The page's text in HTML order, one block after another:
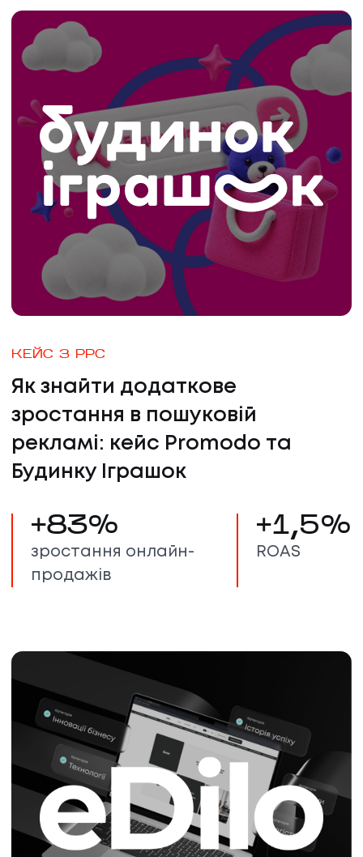
КЕЙС З PPC
Як знайти додаткове
зростання в пошуковій
рекламі: кейс Promodo та
Будинку Іграшок
+83%
зростання онлайн-
продажів
+1,5%
ROAS